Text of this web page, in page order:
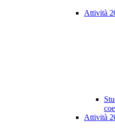
Attività
Attività